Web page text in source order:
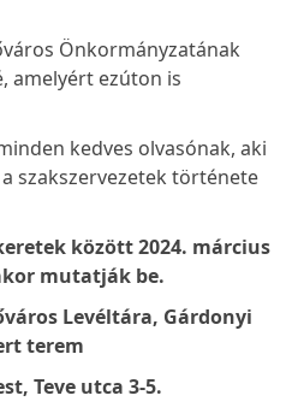
Önkormányzatának
amelyért ezúton is
kedves olvasónak, aki
szakszervezetek története
között 2024. március
mutatják be.
Levéltára, Gárdonyi
terem
Teve utca 3-5.